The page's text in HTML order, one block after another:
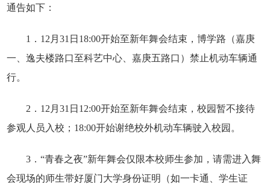
通告如下：
1 ． 12 月31 日 18:00开始至新年舞会结束，博学路（嘉庚
一、逸夫楼路口至科艺中心、嘉庚五路口）禁止机动车辆通
行。
2 ． 12 月31 日 12:00开始至新年舞会结束，校园暂不接待
参观人员入校； 18:00开始谢绝校外机动车辆驶入校园。
3 ．“青春之夜”新年舞会仅限本校师生参加，请需进入舞
会现场的师生带好厦门大学身份证明（如一卡通、学生证